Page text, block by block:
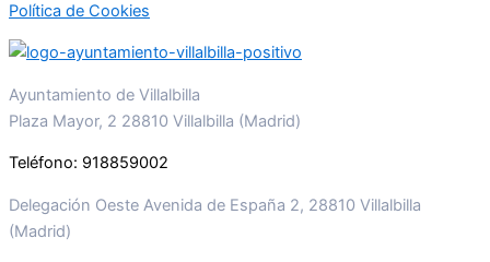
Política de Cookies
Ayuntamiento de Villalbilla
Plaza Mayor, 2 28810 Villalbilla (Madrid)
Teléfono: 918859002
Delegación Oeste Avenida de España 2, 28810 Villalbilla
(Madrid)